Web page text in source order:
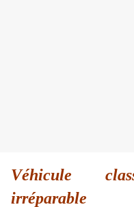
Véhicule
irréparable